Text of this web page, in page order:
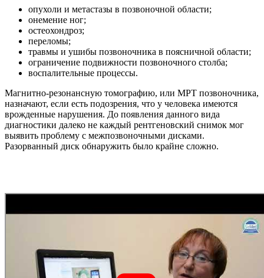
опухоли и метастазы в позвоночной области;
онемение ног;
остеохондроз;
переломы;
травмы и ушибы позвоночника в поясничной области;
ограничение подвижности позвоночного столба;
воспалительные процессы.
Магнитно-резонансную томографию, или МРТ позвоночника,
назначают, если есть подозрения, что у человека имеются
врожденные нарушения. До появления данного вида
диагностики далеко не каждый рентгеновский снимок мог
выявить проблему с межпозвоночными дисками.
Разорванный диск обнаружить было крайне сложно.